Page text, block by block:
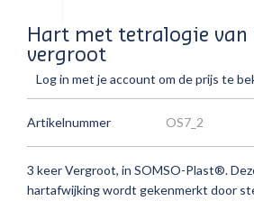
Hart met tetralogie van
vergroot
Log in met je account om de prijs te
Artikelnummer OS7_2
3 keer Vergroot, in SOMSO-Plast®.
hartafwijking wordt gekenmerkt door